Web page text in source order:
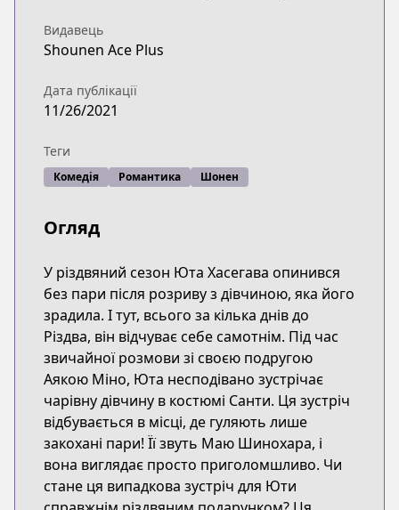
Видавець
Shounen Ace Plus
Дата публікації
11/26/2021
Теги
Комедія Романтика Шонен
Огляд
У різдвяний сезон Юта Хасегава опинився
без пари після розриву з дівчиною, яка його
зрадила. І тут, всього за кілька днів до
Різдва, він відчуває себе самотнім. Під час
звичайної розмови зі своєю подругою
Аякою Міно, Юта несподівано зустрічає
чарівну дівчину в костюмі Санти. Ця зустріч
відбувається в місці, де гуляють лише
закохані пари! Її звуть Маю Шинохара, і
вона виглядає просто приголомшливо. Чи
стане ця випадкова зустріч для Юти